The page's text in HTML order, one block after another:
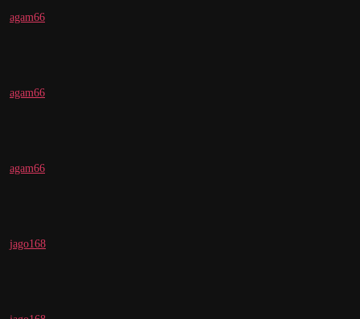
agam66
agam66
agam66
jago168